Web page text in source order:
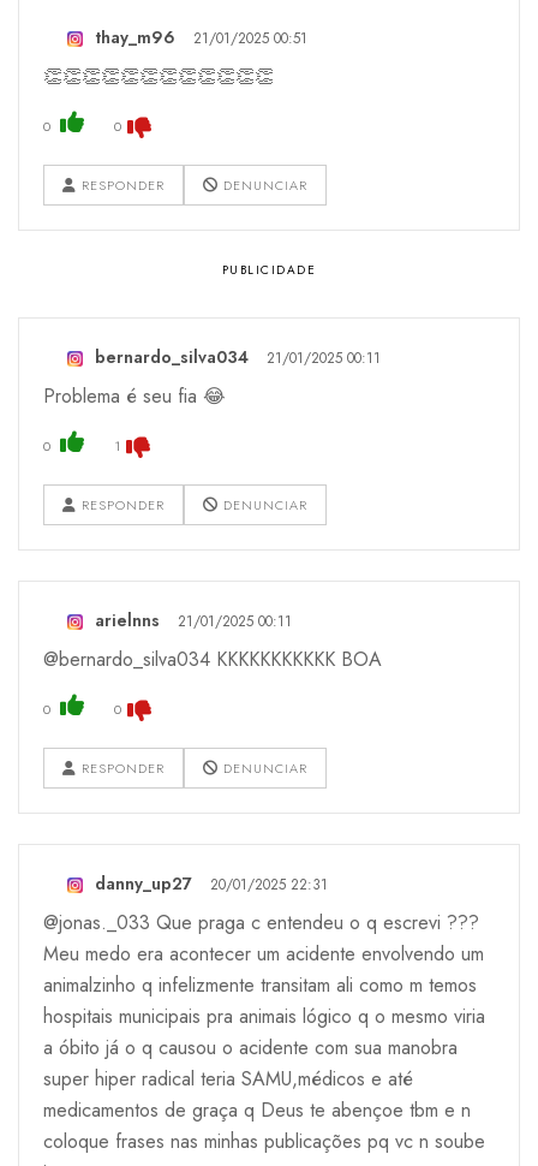
thay_m96 21/01/2025 00:51
👏👏👏👏👏👏👏👏👏👏👏👏
0 0
RESPONDER DENUNCIAR
bernardo_silva034 21/01/2025 00:11
Problema é seu fia 😂
0 1
RESPONDER DENUNCIAR
arielnns 21/01/2025 00:11
@bernardo_silva034 KKKKKKKKKKK BOA
0 0
RESPONDER DENUNCIAR
danny_up27 20/01/2025 22:31
@jonas._033 Que praga c entendeu o q escrevi ???
Meu medo era acontecer um acidente envolvendo um
animalzinho q infelizmente transitam ali como m temos
hospitais municipais pra animais lógico q o mesmo viria
a óbito já o q causou o acidente com sua manobra
super hiper radical teria SAMU,médicos e até
medicamentos de graça q Deus te abençoe tbm e n
coloque frases nas minhas publicações pq vc n soube